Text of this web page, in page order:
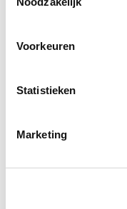
Voorkeuren
Statistieken
Marketing
Verfügbar